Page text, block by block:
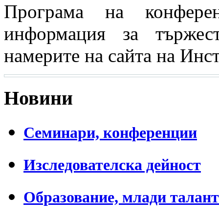
Програма на
информация за
намерите на сайта на
Новини
Семинари, конференции
Изследователска дейност
Образование, млади